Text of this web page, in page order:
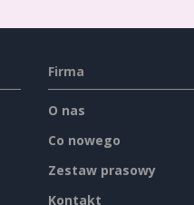
Firma
O nas
Co nowego
Zestaw prasowy
Kontakt